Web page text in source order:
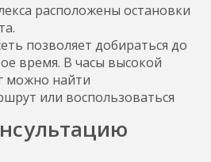
расположены остановки
позволяет добираться до
время. В часы высокой
можно найти
или воспользоваться